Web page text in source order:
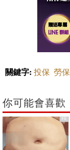
關鍵字: 投保 勞保
你可能會喜歡
PR